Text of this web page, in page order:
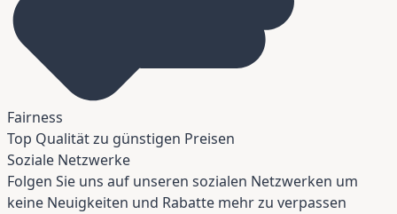
Fairness
Top Qualität zu günstigen Preisen
Soziale Netzwerke
Folgen Sie uns auf unseren sozialen Netzwerken um
keine Neuigkeiten und Rabatte mehr zu verpassen